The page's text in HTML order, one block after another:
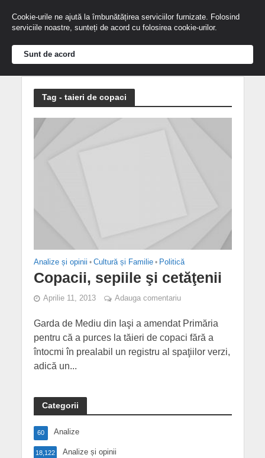
Tag - taieri de copaci
Analize și opinii • Cultură și Familie • Politică
Copacii, sepiile şi cetăţenii
Aprilie 11, 2013 Adauga comentariu
Garda de Mediu din Iaşi a amendat Primăria
pentru că a purces la tăieri de copaci fără a
întocmi în prealabil un registru al spaţiilor verzi,
adică un...
Categorii
Analize
60
Analize și opinii
18,122
Cookie-urile ne ajută la îmbunătățirea serviciilor furnizate. Folosind
serviciile noastre, sunteți de acord cu folosirea cookie-urilor.
Sunt de acord